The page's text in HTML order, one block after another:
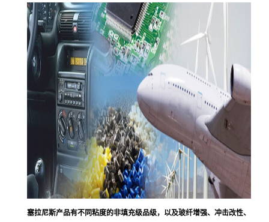
塞拉尼斯产品有不同粘度的非填充级品级，以及玻纤增强、冲击改性、